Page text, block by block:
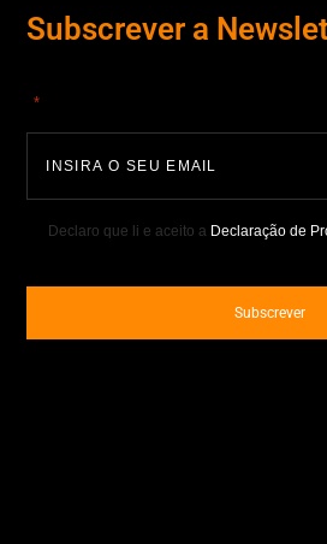
Subscrever a
"*
Declaro que li e aceito a Declaração de